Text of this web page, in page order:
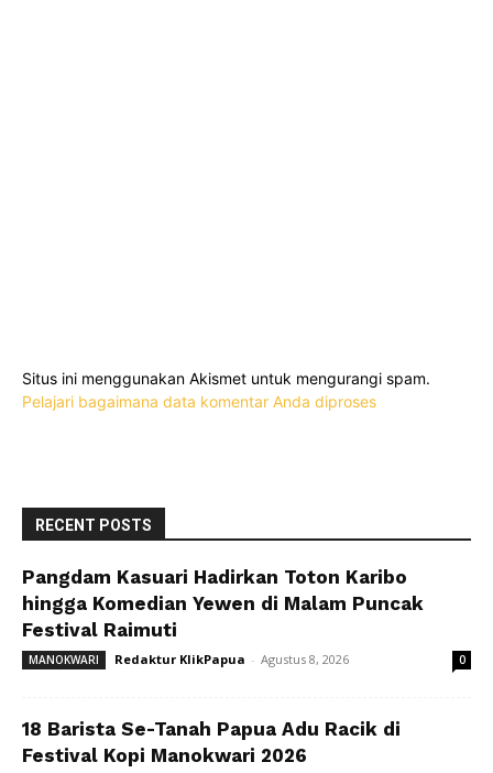
Situs ini menggunakan Akismet untuk mengurangi spam.
Pelajari bagaimana data komentar Anda diproses
RECENT POSTS
Pangdam Kasuari Hadirkan Toton Karibo
hingga Komedian Yewen di Malam Puncak
Festival Raimuti
MANOKWARI Redaktur KlikPapua - Agustus 8, 2026 0
18 Barista Se-Tanah Papua Adu Racik di
Festival Kopi Manokwari 2026